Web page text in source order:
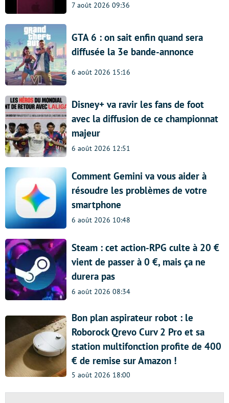
7 août 2026 09:36
GTA 6 : on sait enfin quand sera
diffusée la 3e bande-annonce
6 août 2026 15:16
Disney+ va ravir les fans de foot
avec la diffusion de ce championnat
majeur
6 août 2026 12:51
Comment Gemini va vous aider à
résoudre les problèmes de votre
smartphone
6 août 2026 10:48
Steam : cet action-RPG culte à 20 €
vient de passer à 0 €, mais ça ne
durera pas
6 août 2026 08:34
Bon plan aspirateur robot : le
Roborock Qrevo Curv 2 Pro et sa
station multifonction profite de 400
€ de remise sur Amazon !
5 août 2026 18:00